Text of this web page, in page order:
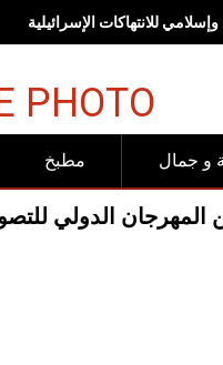
للانتهاكات الإسرائيلية
PHOTO
مطبخ و جمال
الدولي